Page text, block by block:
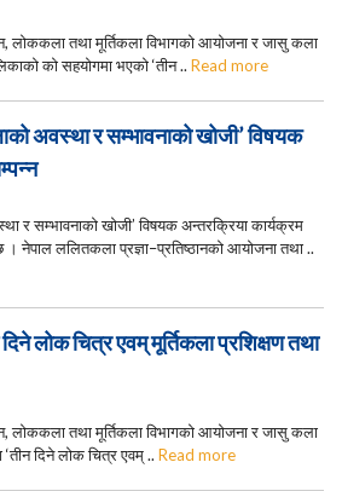
लोककला तथा मूर्तिकला विभागको आयोजना र जासु कला
को सहयोगमा भएको ‘तीन .. Read more
अवस्था र सम्भावनाको खोजी’ विषयक
र सम्भावनाको खोजी’ विषयक अन्तरक्रिया कार्यक्रम
। नेपाल ललितकला प्रज्ञा–प्रतिष्ठानको आयोजना तथा ..
दिने लोक चित्र एवम् मूर्तिकला प्रशिक्षण तथा
लोककला तथा मूर्तिकला विभागको आयोजना र जासु कला
‘तीन दिने लोक चित्र एवम् .. Read more